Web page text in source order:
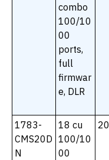
combo
100/10
00
ports,
full
firmwar
e, DLR
1783-
CMS20D
N
18 cu
100/10
00
20